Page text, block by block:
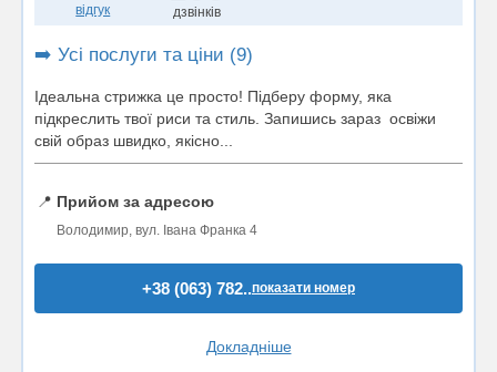
відгук
дзвінків
➡️ Усі послуги та ціни (9)
Ідеальна стрижка це просто! Підберу форму, яка
підкреслить твої риси та стиль. Запишись зараз освіжи
свій образ швидко, якісно...
📍 Прийом за адресою
Володимир, вул. Івана Франка 4
+38 (063) 782..показати номер
Докладніше